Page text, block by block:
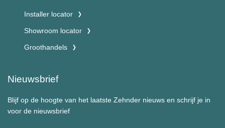
Installer locator
Showroom locator
Groothandels
Nieuwsbrief
Blijf op de hoogte van het laatste Zehnder nieuws en schrijf je in
voor de nieuwsbrief